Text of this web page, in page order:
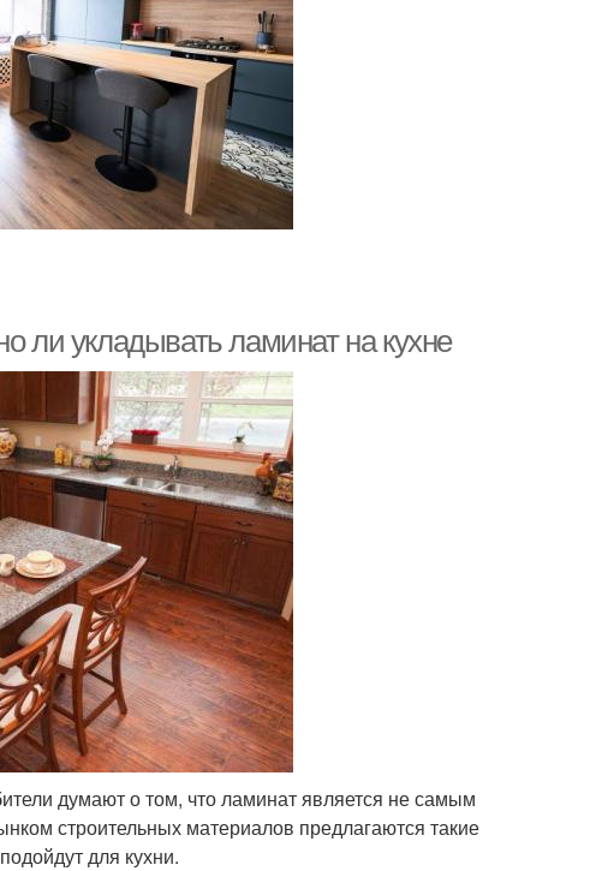
ли укладывать ламинат на кухне
думают о том, что ламинат является не самым
строительных материалов предлагаются такие
для кухни.